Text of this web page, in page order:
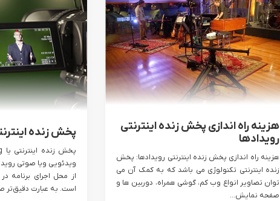
هزینه راه اندازی پخش زنده اینترنتی
رویدادها
هزینه راه اندازی پخش زنده اینترنتی رویدادها: پخش
زنده اینترنتی تکنولوژی می باشد که به کمک آن می
توان تصاویر انواع وب کم، گوشی همراه، دوربین ها و
صفحه نمایش...
پخش زنده
ویدئویی ویا صوتی
از محل اجرای برنامه
است. به عبارت دقیق‌تر